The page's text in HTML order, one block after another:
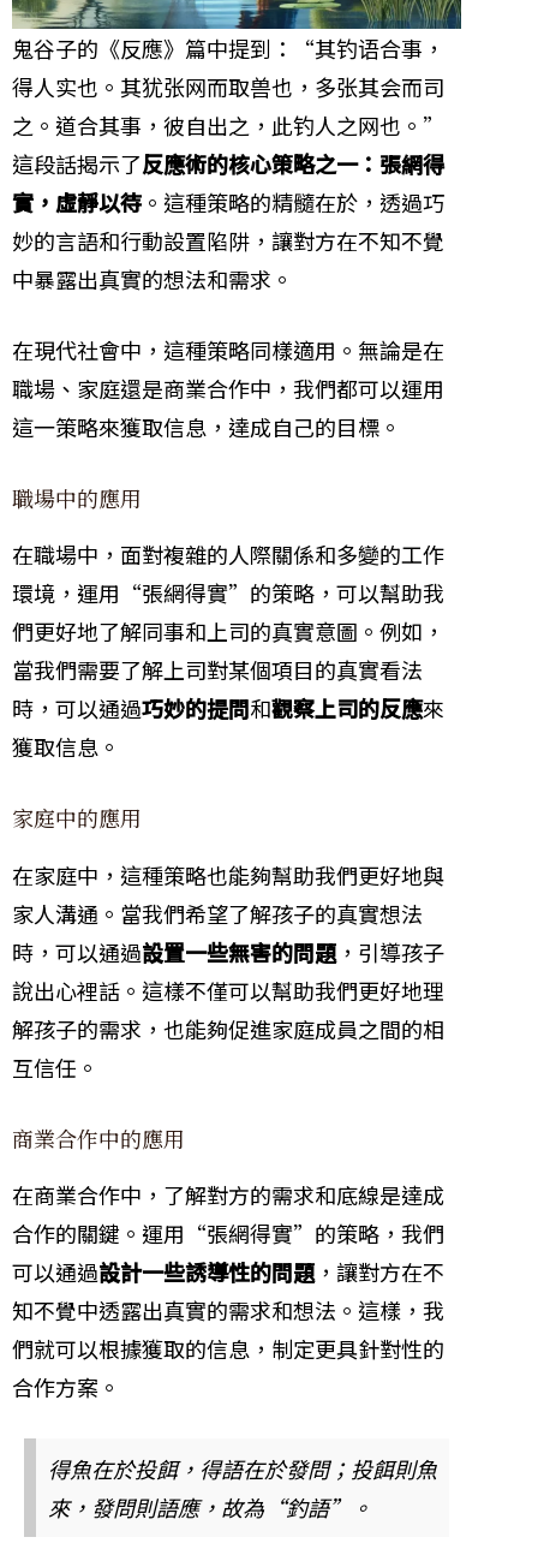
鬼谷子的《反應》篇中提到：“其钓语合事，
得人实也。其犹张网而取兽也，多张其会而司
之。道合其事，彼自出之，此钓人之网也。”
這段話揭示了反應術的核心策略之一：張網得
實，虛靜以待 。這種策略的精髓在於，透過巧
妙的言語和行動設置陷阱，讓對方在不知不覺
中暴露出真實的想法和需求。
在現代社會中，這種策略同樣適用。無論是在
職場、家庭還是商業合作中，我們都可以運用
這一策略來獲取信息，達成自己的目標。
職場中的應用
在職場中，面對複雜的人際關係和多變的工作
環境，運用“張網得實”的策略，可以幫助我
們更好地了解同事和上司的真實意圖。例如，
當我們需要了解上司對某個項目的真實看法
時，可以通過巧妙的提問和觀察上司的反應來
獲取信息。
家庭中的應用
在家庭中，這種策略也能夠幫助我們更好地與
家人溝通。當我們希望了解孩子的真實想法
時，可以通過設置一些無害的問題，引導孩子
說出心裡話。這樣不僅可以幫助我們更好地理
解孩子的需求，也能夠促進家庭成員之間的相
互信任。
商業合作中的應用
在商業合作中，了解對方的需求和底線是達成
合作的關鍵。運用“張網得實”的策略，我們
可以通過設計一些誘導性的問題，讓對方在不
知不覺中透露出真實的需求和想法。這樣，我
們就可以根據獲取的信息，制定更具針對性的
合作方案。
得魚在於投餌，得語在於發問；投餌則魚
來，發問則語應，故為“釣語”。